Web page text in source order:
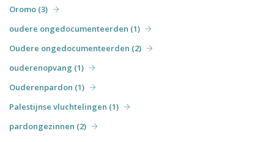
Oromo (3)
oudere ongedocumenteerden (1)
Oudere ongedocumenteerden (2)
ouderenopvang (1)
Ouderenpardon (1)
Palestijnse vluchtelingen (1)
pardongezinnen (2)